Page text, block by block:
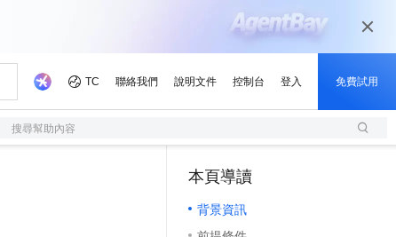
搜尋幫助內容
本頁導讀
背景資訊